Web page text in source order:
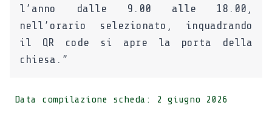
l’anno dalle 9.00 alle 18.00,
nell’orario selezionato, inquadrando
il QR code si apre la porta della
chiesa.”
Data compilazione scheda: 2 giugno 2026